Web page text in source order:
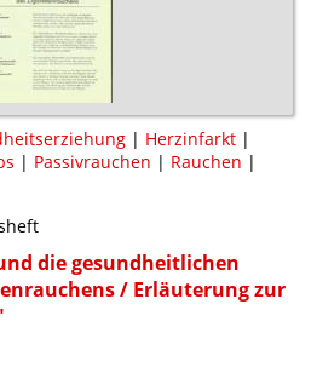
| Herzinfarkt |
| Passivrauchen | Rauchen |
die gesundheitlichen
/ Erläuterung zur